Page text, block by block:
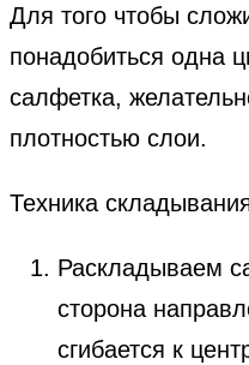
Для того чтобы
понадобиться одна
салфетка,
плотностью слои.
Техника
Раскладываем
сторона
сгибается к